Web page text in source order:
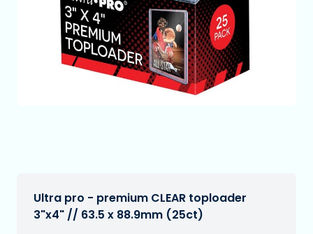
Ultra pro - premium CLEAR toploader
3"x4" // 63.5 x 88.9mm (25ct)